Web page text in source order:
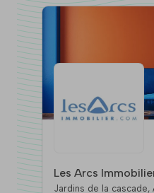
Les Arcs
Jardins de la cascade,